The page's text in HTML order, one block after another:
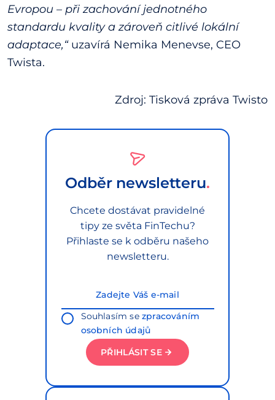
Evropou – při zachování jednotného
standardu kvality a zároveň citlivé lokální
adaptace,“uzavírá Nemika Menevse, CEO
Twista.
Zdroj: Tisková zpráva Twisto
Odběr newsletteru
Chcete dostávat pravidelné
tipy ze světa FinTechu?
Přihlaste se k odběru našeho
newsletteru.
Souhlasím sezpracováním
osobních údajů
PŘIHLÁSIT SE